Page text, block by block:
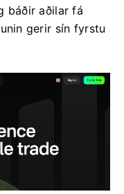
báðir aðilar fá
gerir sín fyrstu